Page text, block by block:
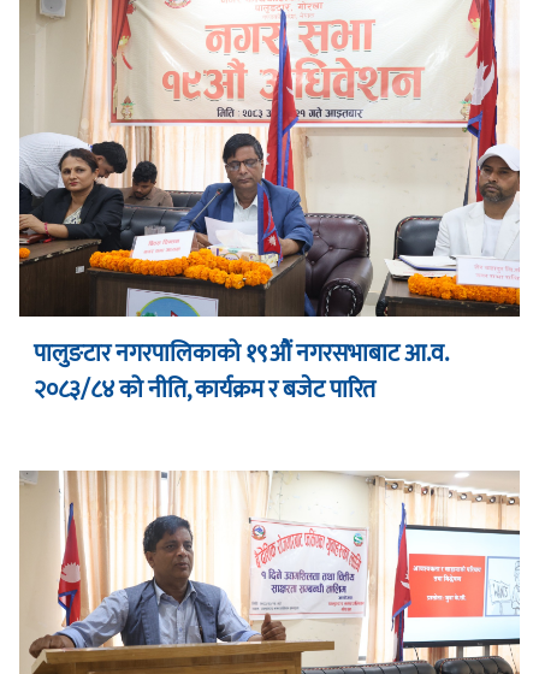
पालुङटार नगरपालिकाको १९औं नगरसभाबाट आ.व.
२०८३/८४ को नीति, कार्यक्रम र बजेट पारित